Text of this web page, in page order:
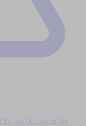
nur bei uns in der